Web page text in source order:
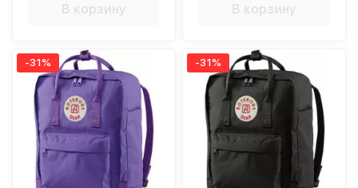
В корзину В корзину
-31% -31%